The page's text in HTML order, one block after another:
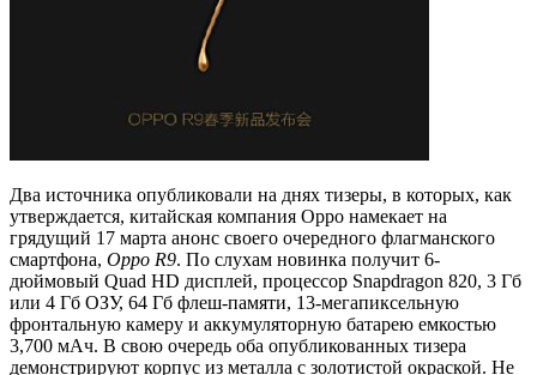
Два источника опубликовали на днях тизеры, в которых, как
утверждается, китайская компания Oppo намекает на
грядущий 17 марта анонс своего очередного флагманского
смартфона, Oppo R9. По слухам новинка получит 6-
дюймовый Quad HD дисплей, процессор Snapdragon 820, 3 Гб
или 4 Гб ОЗУ, 64 Гб флеш-памяти, 13-мегапиксельную
фронтальную камеру и аккумуляторную батарею емкостью
3,700 мАч. В свою очередь оба опубликованных тизера
демонстрируют корпус из металла с золотистой окраской. Не